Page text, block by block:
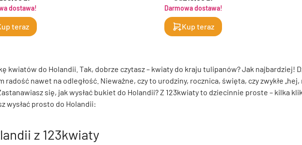
dostawa!
teraz
Darmowa dostawa!
Kup teraz
kwiatów do Holandii. Tak, dobrze czytasz – kwiaty do kraju tulipanów? Jak najbardziej!
radość nawet na odległość. Nieważne, czy to urodziny, rocznica, święta, czy zwykłe
się, jak wysłać bukiet do Holandii? Z 123kwiaty to dziecinnie proste – kilka
wysłać prosto do Holandii:
z 123kwiaty